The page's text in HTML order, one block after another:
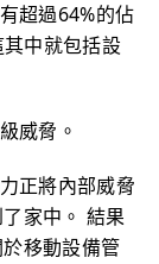
超過64%的佔
中就包括設
威脅。
正將內部威脅
家中。 結果
移動設備管